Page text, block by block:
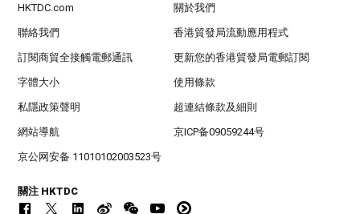
HKTDC.com 關於我們
聯絡我們 香港貿發局流動應用程式
訂閱商貿全接觸電郵通訊 更新您的香港貿發局電郵訂閱
字體大小 使用條款
私隱政策聲明 超連結條款及細則
網站導航 京ICP备09059244号
京公网安备 11010102003523号
關注 HKTDC